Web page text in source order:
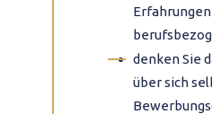
denken Sie
über sich